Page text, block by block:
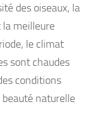
des oiseaux, la
la meilleure
le climat
sont chaudes
conditions
naturelle